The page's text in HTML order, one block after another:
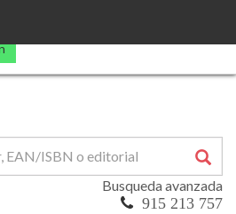
de terceros para mejorar nuestros
Busqueda avanzada
915 213 757